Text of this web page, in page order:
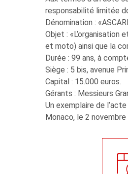
responsabilité limitée
Dénomination :
Objet :
et moto) ainsi que la
Durée : 99 ans, à
Siège : 5 bis, avenue
Capital : 15.000 euros.
Gérants : Messieurs
Un exemplaire de
Monaco, le 2 novembre